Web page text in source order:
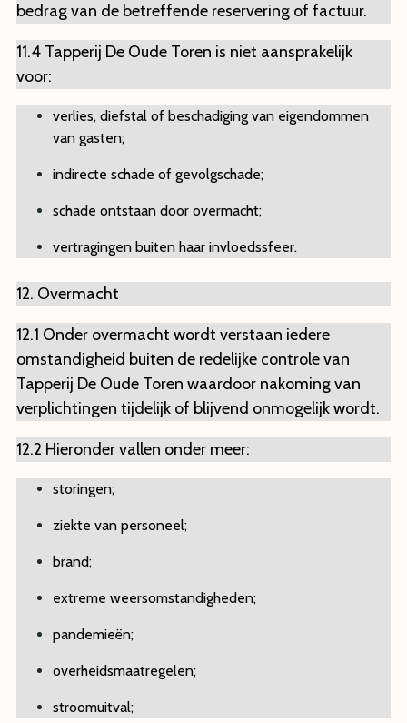
bedrag van de betreffende reservering of factuur.
11.4 Tapperij De Oude Toren is niet aansprakelijk
voor:
verlies, diefstal of beschadiging van eigendommen
van gasten;
indirecte schade of gevolgschade;
schade ontstaan door overmacht;
vertragingen buiten haar invloedssfeer.
12. Overmacht
12.1 Onder overmacht wordt verstaan iedere
omstandigheid buiten de redelijke controle van
Tapperij De Oude Toren waardoor nakoming van
verplichtingen tijdelijk of blijvend onmogelijk wordt.
12.2 Hieronder vallen onder meer:
storingen;
ziekte van personeel;
brand;
extreme weersomstandigheden;
pandemieën;
overheidsmaatregelen;
stroomuitval;